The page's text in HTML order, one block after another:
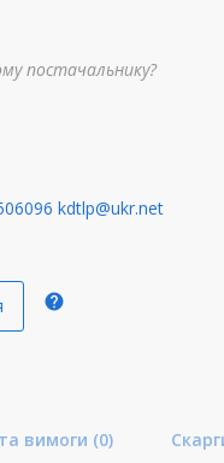
постачальнику?
kdtlp@ukr.net
help
вимоги (0)